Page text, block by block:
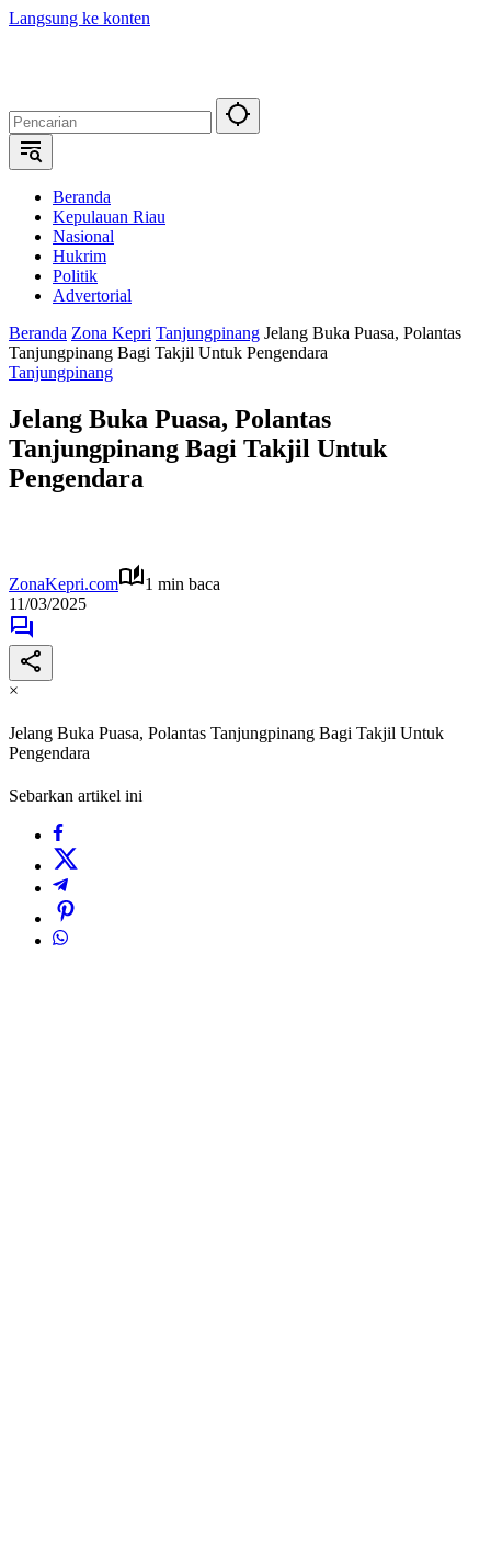
Langsung ke konten
Beranda
Kepulauan Riau
Nasional
Hukrim
Politik
Advertorial
Beranda Zona Kepri Tanjungpinang Jelang Buka Puasa, Polantas
Tanjungpinang Bagi Takjil Untuk Pengendara
Tanjungpinang
Jelang Buka Puasa, Polantas
Tanjungpinang Bagi Takjil Untuk
Pengendara
ZonaKepri.com
1 min baca
11/03/2025
×
Jelang Buka Puasa, Polantas Tanjungpinang Bagi Takjil Untuk
Pengendara
Sebarkan artikel ini